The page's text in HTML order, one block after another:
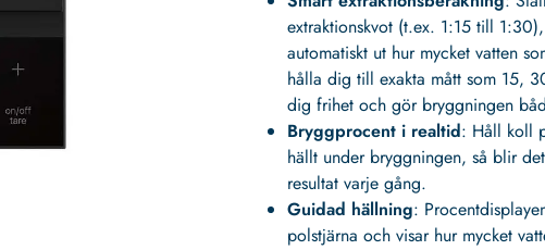
extraktionskvot (t.ex. 1:15 till
automatiskt ut hur mycket vatten
hålla dig till exakta mått som 15,
dig frihet och gör bryggningen
Bryggprocent i realtid: Håll koll
hällt under bryggningen, så blir
resultat varje gång.
Guidad hällning:
polstjärna och visar hur mycket